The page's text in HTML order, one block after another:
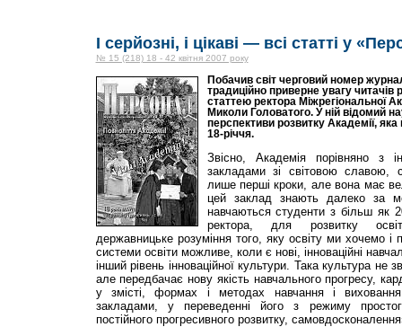
І серйозні, і цікаві — всі статті у
№ 15 (218) 18 - 42 квітня 2007 року
Побачив світ черговий номер
традиційно приверне увагу читачів
статтею ректора Міжрегіональної
Миколи Головатого. У ній відомий
перспективи розвитку Академії,
18-річчя.
Звісно, Академія порівняно з
закладами зі світовою славою,
лише перші кроки, але вона має
цей заклад знають далеко за
навчаються студенти з більш як
ректора, для розвитку
державницьке розуміння того, яку освіту ми хочемо і
системи освіти можливе, коли є нові, інноваційні
інший рівень інноваційної культури. Така культура
але передбачає нову якість навчального прогресу,
у змісті, формах і методах навчання і
закладами, у переведенні його з режиму
постійного прогресивного розвитку,